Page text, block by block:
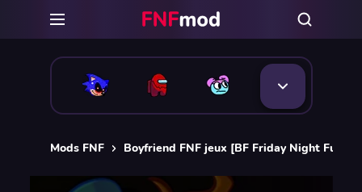
Mods FNF Boyfriend FNF jeux [BF Friday Night Funkin]